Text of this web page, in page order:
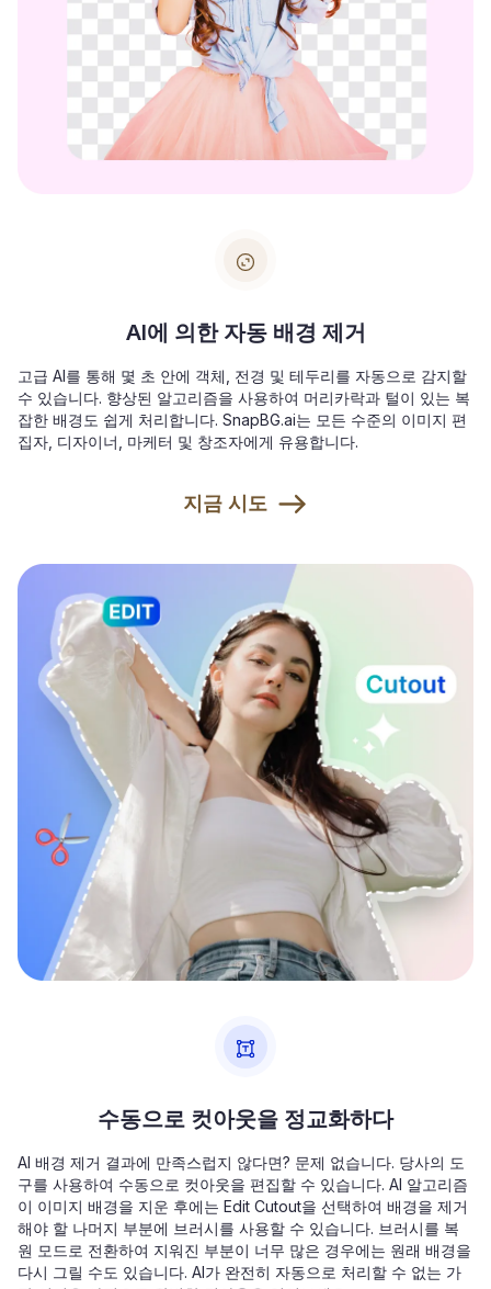
AI에 의한 자동 배경 제거
고급 AI를 통해 몇 초 안에 객체, 전경 및 테두리를 자동으로 감지할
수 있습니다. 향상된 알고리즘을 사용하여 머리카락과 털이 있는 복
잡한 배경도 쉽게 처리합니다. SnapBG.ai는 모든 수준의 이미지 편
집자, 디자이너, 마케터 및 창조자에게 유용합니다.
지금 시도
수동으로 컷아웃을 정교화하다
AI 배경 제거 결과에 만족스럽지 않다면? 문제 없습니다. 당사의 도
구를 사용하여 수동으로 컷아웃을 편집할 수 있습니다. AI 알고리즘
이 이미지 배경을 지운 후에는 Edit Cutout을 선택하여 배경을 제거
해야 할 나머지 부분에 브러시를 사용할 수 있습니다. 브러시를 복
원 모드로 전환하여 지워진 부분이 너무 많은 경우에는 원래 배경을
다시 그릴 수도 있습니다. AI가 완전히 자동으로 처리할 수 없는 가